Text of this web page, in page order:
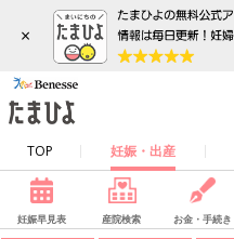
×
TOP 妊娠・出産
妊娠早見表 産院検索 お金・手続き